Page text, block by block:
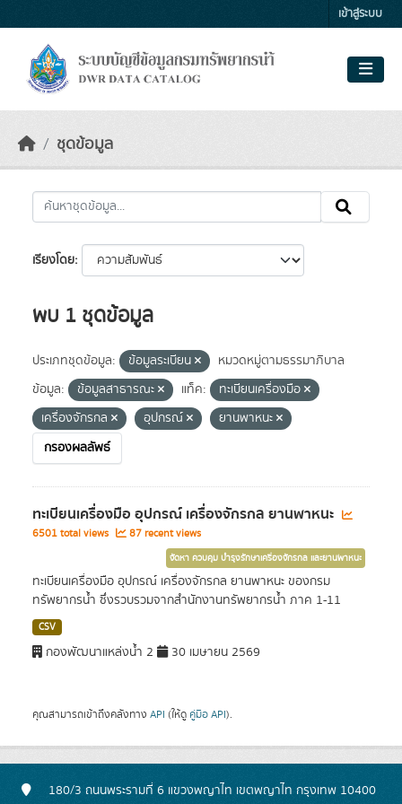
เข้าสู่ระบบ
ชุดข้อมูล
เรียงโดย
พบ 1 ชุดข้อมูล
ประเภทชุดข้อมูล: ข้อมูลระเบียน
หมวดหมู่ตามธรรมาภิบาล
ข้อมูล:
ข้อมูลสาธารณะ แท็ค:
ทะเบียนเครื่องมือ
เครื่องจักรกล
อุปกรณ์
ยานพาหนะ
กรองผลลัพธ์
ทะเบียนเครื่องมือ อุปกรณ์ เครื่องจักรกล ยานพาหนะ
6501 total views 87 recent views
จัดหา ควบคุม บำรุงรักษาเครื่องจักรกล และยานพาหนะ
ทะเบียนเครื่องมือ อุปกรณ์ เครื่องจักรกล ยานพาหนะ ของกรม
ทรัพยากรน้ำ ซึ่งรวบรวมจากสำนักงานทรัพยากรน้ำ ภาค 1-11
CSV
กองพัฒนาแหล่งน้ำ 2 30 เมษายน 2569
คุณสามารถเข้าถึงคลังทาง API (ให้ดู คู่มือ API).
180/3 ถนนพระรามที่ 6 แขวงพญาไท เขตพญาไท กรุงเทพ 10400